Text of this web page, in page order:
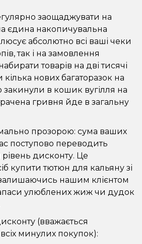
(POD)
POD
сигарет
заощаджувати на
єдина накопичувальна
абсолютно всі ваші чеки
так і на замовлення
товарів на дві тисячі
нових багаторазок на
в кошик вугілля на
гривня йде в загальну
прозорою: сума ваших
поступово переводить
дисконту. Це
купити тютюн для кальяну зі
нашим клієнтом
улюблених жиж чи дудок
(вважається
минулих покупок):